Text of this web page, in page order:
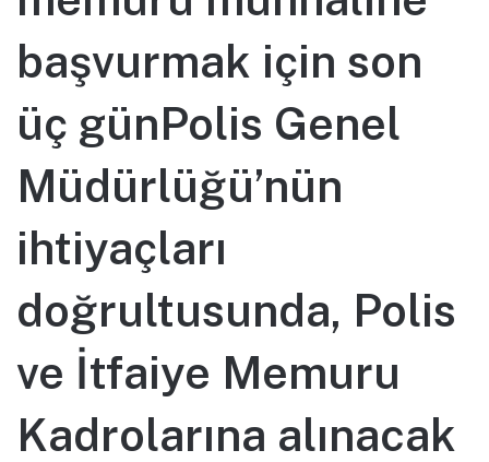
başvurmak için son
üç günPolis Genel
Müdürlüğü’nün
ihtiyaçları
doğrultusunda, Polis
ve İtfaiye Memuru
Kadrolarına alınacak